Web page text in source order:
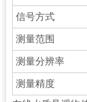
信号方式
测量范围
测量分辨率
测量精度